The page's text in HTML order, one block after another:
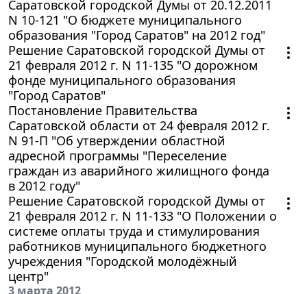
Саратовской городской Думы от 20.12.2011
N 10-121 "О бюджете муниципального
образования "Город Саратов" на 2012 год"
Решение Саратовской городской Думы от
21 февраля 2012 г. N 11-135 "О дорожном
фонде муниципального образования
"Город Саратов"
Постановление Правительства
Саратовской области от 24 февраля 2012 г.
N 91-П "Об утверждении областной
адресной программы "Переселение
граждан из аварийного жилищного фонда
в 2012 году"
Решение Саратовской городской Думы от
21 февраля 2012 г. N 11-133 "О Положении о
системе оплаты труда и стимулирования
работников муниципального бюджетного
учреждения "Городской молодёжный
центр"
3 марта 2012